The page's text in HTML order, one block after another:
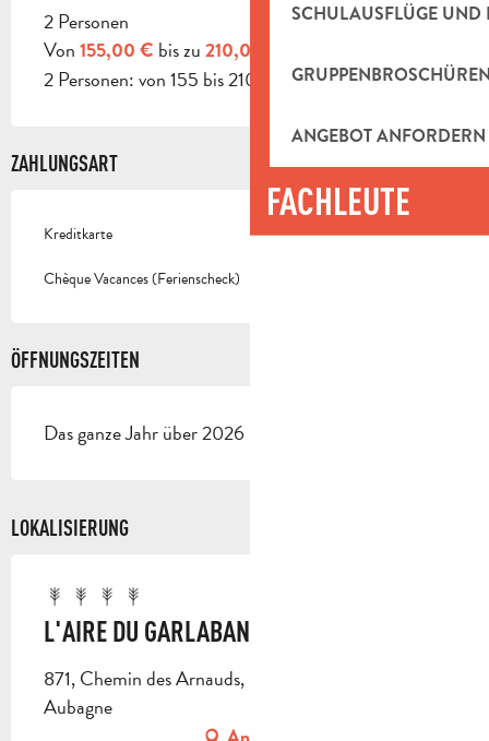
SCHULAUSFLÜGE UND
ANGEBOT ANFORDERN
FACHLEUTE
2 Personen
Von 155,00 € bis zu 210,00 €
2 Personen: von 155 bis 210 €.
ZAHLUNGSART
Kreditkarte
Chèque Vacances (Ferienscheck)
ÖFFNUNGSZEITEN
Das ganze Jahr über 2026 - Geöffnet jeden tag
LOKALISIERUNG
L'AIRE DU GARLABAN
871, Chemin des Arnauds, Les ARNAUDS, 13400
Aubagne